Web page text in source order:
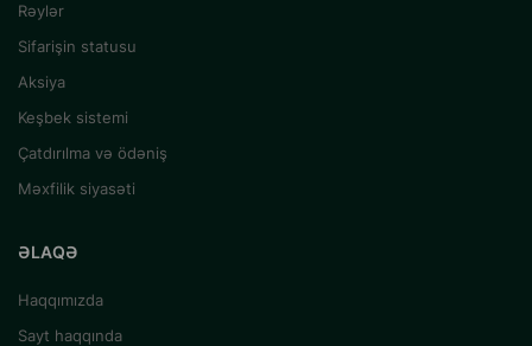
Rəylər
Sifarişin statusu
Aksiya
Keşbek sistemi
Çatdırılma və ödəniş
Məxfilik siyasəti
ƏLAQƏ
Haqqımızda
Sayt haqqında